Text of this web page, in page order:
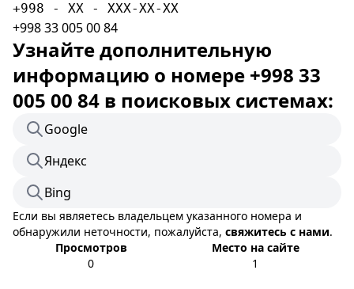
+998 - XX - XXX-XX-XX
+998 33 005 00 84
Узнайте дополнительную
информацию о номере +998 33
005 00 84 в поисковых системах:
Google
Яндекс
Bing
Если вы являетесь владельцем указанного номера и
обнаружили неточности, пожалуйста, свяжитесь с нами.
Просмотров
0
Место на сайте
1